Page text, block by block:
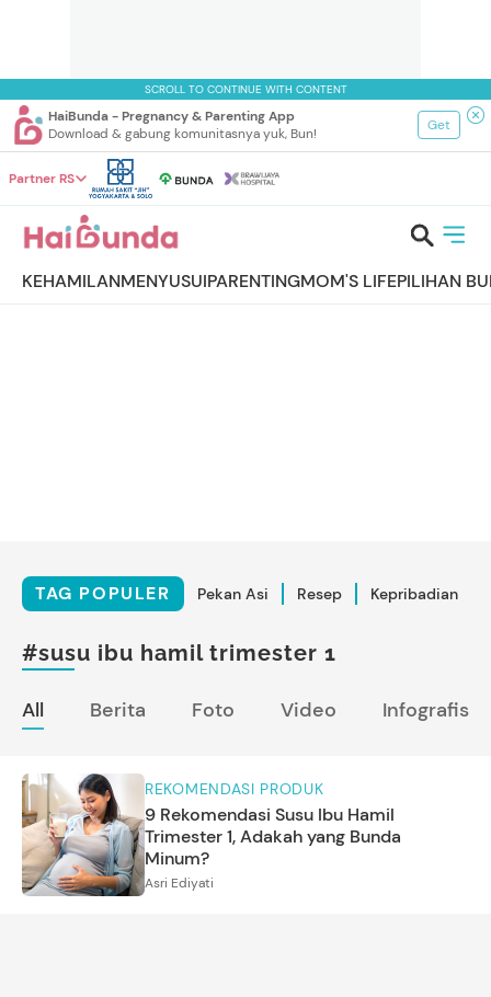
SCROLL TO CONTINUE WITH CONTENT
HaiBunda - Pregnancy & Parenting App
Download & gabung komunitasnya yuk, Bun!
Get
Partner RS
KEHAMILANMENYUSUIPARENTINGMOM'S LIFEPILIHAN
TAG POPULER Pekan Asi Resep Kepribadian
#susu ibu hamil trimester 1
All Berita Foto Video Infografis
REKOMENDASI PRODUK
9 Rekomendasi Susu Ibu Hamil
Trimester 1, Adakah yang Bunda
Minum?
Asri Ediyati